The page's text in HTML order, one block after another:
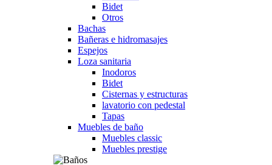
Bidet
Otros
Bachas
Bañeras e hidromasajes
Espejos
Loza sanitaria
Inodoros
Bidet
Cisternas y estructuras
lavatorio con pedestal
Tapas
Muebles de baño
Muebles classic
Muebles prestige